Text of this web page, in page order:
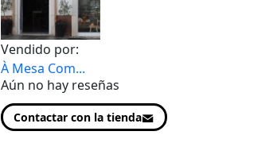
Vendido por:
À Mesa Com...
Aún no hay reseñas
Contactar con la tienda